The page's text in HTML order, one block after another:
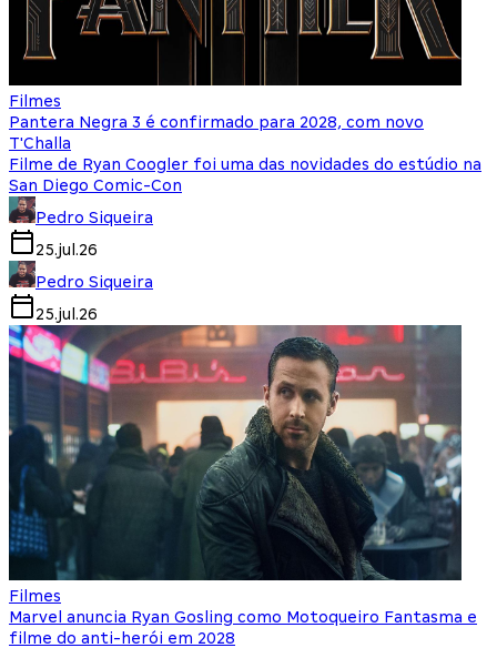
Filmes
Pantera Negra 3 é confirmado para 2028, com novo
T'Challa
Filme de Ryan Coogler foi uma das novidades do estúdio na
San Diego Comic-Con
Pedro Siqueira
25.jul.26
Pedro Siqueira
25.jul.26
Filmes
Marvel anuncia Ryan Gosling como Motoqueiro Fantasma e
filme do anti-herói em 2028